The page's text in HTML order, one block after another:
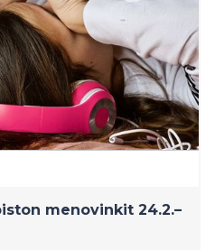
menovinkit 24.2.–